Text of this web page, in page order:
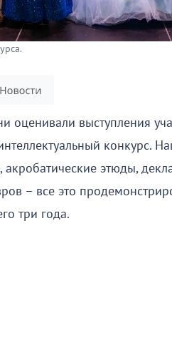
выступления
конкурс.
этюды,
– все это
три года.